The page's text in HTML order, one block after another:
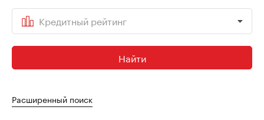
Кредитный рейтинг
Найти
Расширенный поиск